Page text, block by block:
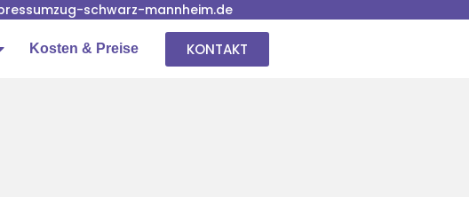
schwarz-mannheim.de
Kosten & Preise KONTAKT